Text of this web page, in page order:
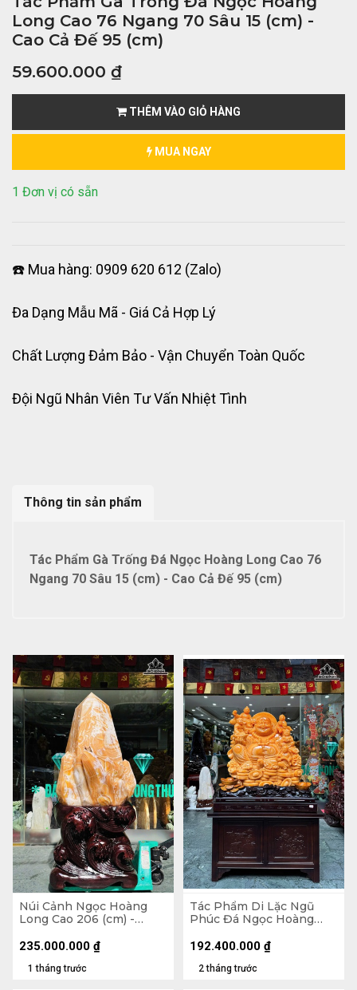
Long Cao 76 Ngang 70 Sâu 15 (cm) -
Cao Cả Đế 95 (cm)
59.600.000 ₫
THÊM VÀO GIỎ HÀNG
MUA NGAY
1 Đơn vị có sẵn
☎️ Mua hàng: 0909 620 612 (Zalo)
Đa Dạng Mẫu Mã - Giá Cả Hợp Lý
Chất Lượng Đảm Bảo - Vận Chuyển Toàn Quốc
Đội Ngũ Nhân Viên Tư Vấn Nhiệt Tình
Thông tin sản phẩm
Tác Phẩm Gà Trống Đá Ngọc Hoàng Long Cao 76
Ngang 70 Sâu 15 (cm) - Cao Cả Đế 95 (cm)
Núi Cảnh Ngọc Hoàng
Long Cao 206 (cm) -
1 tháng trước
235.000.000 ₫
Tác Phẩm Di Lặc Ngũ
Phúc Đá Ngọc Hoàng
(cm ) - Cả Đế 173 x 107 x
2 tháng trước
192.400.000 ₫